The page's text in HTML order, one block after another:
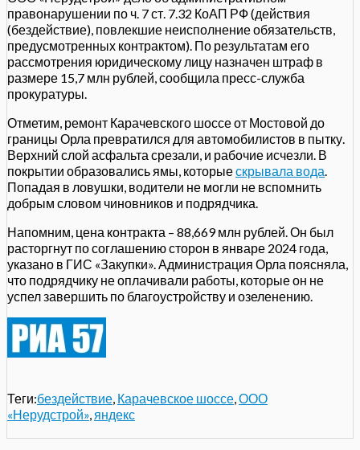
правонарушении по ч. 7 ст. 7.32 КоАП РФ (действия
(бездействие), повлекшие неисполнение обязательств,
предусмотренных контрактом). По результатам его
рассмотрения юридическому лицу назначен штраф в
размере 15,7 млн рублей, сообщила пресс-служба
прокуратуры.
Отметим, ремонт Карачевского шоссе от Мостовой до
границы Орла превратился для автомобилистов в пытку.
Верхний слой асфальта срезали, и рабочие исчезли. В
покрытии образовались ямы, которыескрывала вода
Попадая в ловушки, водители не могли не вспомнить
добрым словом чиновников и подрядчика.
Напомним, цена контракта – 88,669 млн рублей. Он был
расторгнут по соглашению сторон в январе 2024 года,
указано в ГИС «Закупки». Администрация Орла поясняла,
что подрядчику не оплачивали работы, которые он не
успел завершить по благоустройству и озеленению.
Теги:бездействие Карачевское шоссе ООО
«Нерудстрой» яндекс